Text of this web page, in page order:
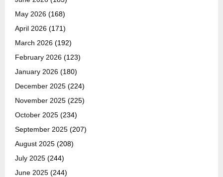
May 2026 (168)
April 2026 (171)
March 2026 (192)
February 2026 (123)
January 2026 (180)
December 2025 (224)
November 2025 (225)
October 2025 (234)
September 2025 (207)
August 2025 (208)
July 2025 (244)
June 2025 (244)